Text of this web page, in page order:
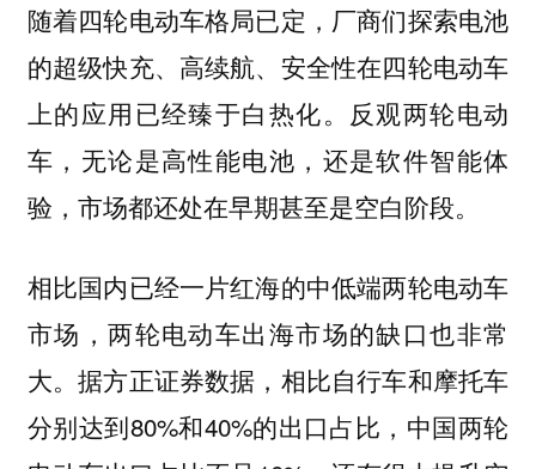
随着四轮电动车格局已定，厂商们探索电池
的超级快充、高续航、安全性在四轮电动车
上的应用已经臻于白热化。反观两轮电动
车，无论是高性能电池，还是软件智能体
验，市场都还处在早期甚至是空白阶段。
相比国内已经一片红海的中低端两轮电动车
市场，两轮电动车出海市场的缺口也非常
大。据方正证券数据，相比自行车和摩托车
分别达到80%和40%的出口占比，中国两轮